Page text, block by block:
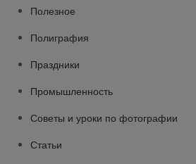
Полезное
Полиграфия
Праздники
Промышленность
Советы и уроки по фотографии
Статьи